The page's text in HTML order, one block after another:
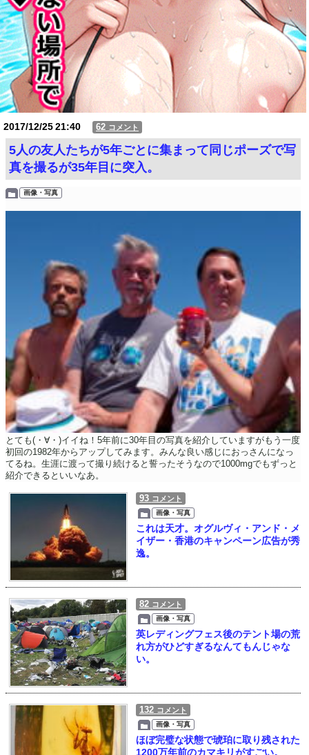
2017/12/2521:40 62 コメント
5人の友人たちが5年ごとに集まって同じポーズで写
真を撮るが35年目に突入。
画像・写真
とても(・∀・)イイね！5年前に30年目の写真を紹介していますがもう一度
初回の1982年からアップしてみます。みんな良い感じにおっさんになっ
てるね。生涯に渡って撮り続けると誓ったそうなので1000mgでもずっと
紹介できるといいなあ。
93 コメント
画像・写真
これは天才。オグルヴィ・アンド・メ
イザー・香港のキャンペーン広告が秀
逸。
82 コメント
画像・写真
英レディングフェス後のテント場の荒
れ方がひどすぎるなんてもんじゃな
い。
132 コメント
画像・写真
ほぼ完璧な状態で琥珀に取り残された
1200万年前のカマキリがすごい。